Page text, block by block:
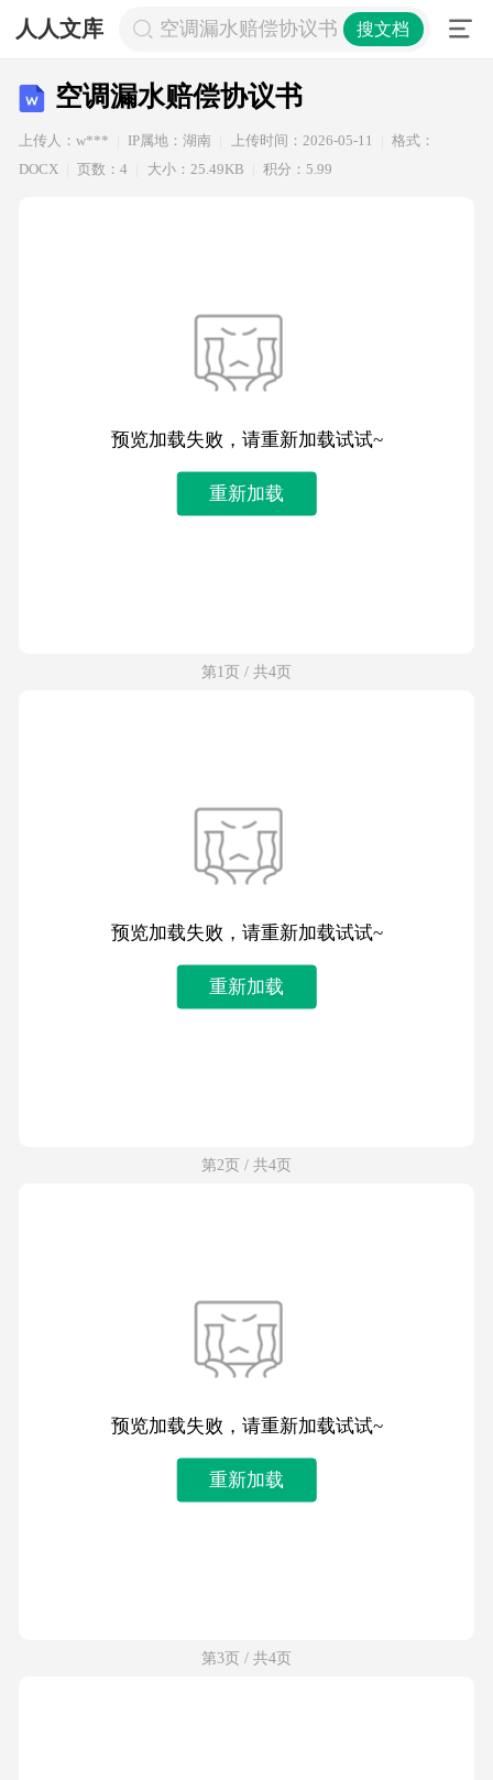
人人文库 空调漏水赔偿协议书 搜文档
空调漏水赔偿协议书
上传人：w*** IP属地：湖南 上传时间：2026-05-11
格式：
DOCX
页数：4 大小：25.49KB 积分：5.99
预览加载失败，请重新加载试试~
重新加载
第1页 / 共4页
预览加载失败，请重新加载试试~
重新加载
第2页 / 共4页
预览加载失败，请重新加载试试~
重新加载
第3页 / 共4页